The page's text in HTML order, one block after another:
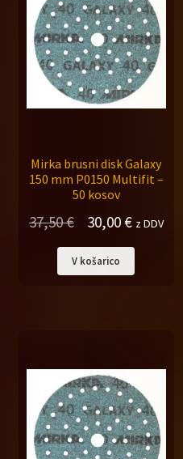
Mirka brusni disk Galaxy
150 mm P0150 Multifit –
50 kosov
37,50€
Izvirna
cena
je
30,00€Trenutna
cena
je:
z DDV
V košarico